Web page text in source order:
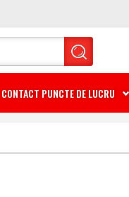
CONTACT PUNCTE DE LUCRU